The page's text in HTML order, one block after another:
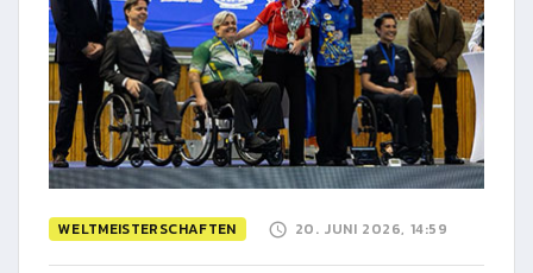
WELTMEISTERSCHAFTEN 20. JUNI 2026, 14:59